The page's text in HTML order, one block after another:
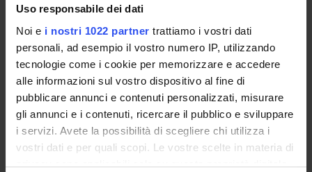
Uso responsabile dei dati
Noi e i nostri 1022 partner trattiamo i vostri dati
personali, ad esempio il vostro numero IP, utilizzando
tecnologie come i cookie per memorizzare e accedere
alle informazioni sul vostro dispositivo al fine di
pubblicare annunci e contenuti personalizzati, misurare
gli annunci e i contenuti, ricercare il pubblico e sviluppare
i servizi. Avete la possibilità di scegliere chi utilizza i
vostri dati e per quali scopi. Le vostre scelte in materia di
privacy sono applicabili solo su questa proprietà digitale
Psychiatry
SECTIONS
Section of Psychiatry and Clinical Psychology